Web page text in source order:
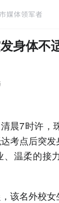
身体不
晨7时许，
考点后突
温柔的接
该名外校